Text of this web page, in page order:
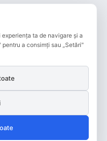
pe acest site
3D-Secure.
ta de navigare și a
a consimți sau „Setări"